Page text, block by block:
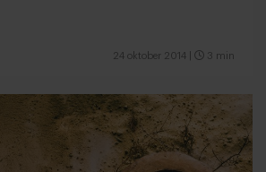
24 oktober 2014 3 min